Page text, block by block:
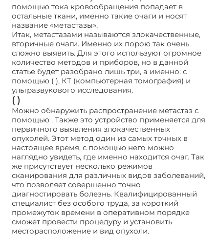
помощью тока кровообращения попадает в
остальные ткани, именно такие очаги и носят
название «метастазы».
Итак, метастазами называются злокачественные,
вторичные очаги. Именно их порою так очень
сложно выявить. Для этого используют огромное
количество методов и приборов, но в данной
статье будет разобрано лишь три, а именно: с
помощью ( ), КТ (компьютерная томография) и
ультразвукового исследования.
( )
Можно обнаружить распространение метастаз с
помощью . Также это устройство применяется для
первичного выявления злокачественных
опухолей. Этот метод один из самых точных в
настоящее время, с помощью него можно
наглядно увидеть, где именно находится очаг. Так
же присутствует несколько режимов
сканирования для различных видов заболеваний,
что позволяет совершенно точно
диагностировать болезнь. Квалифицированный
специалист без особого труда, за короткий
промежуток времени в оперативном порядке
сможет провести процедуру и установить
месторасположение и вид опухоли.